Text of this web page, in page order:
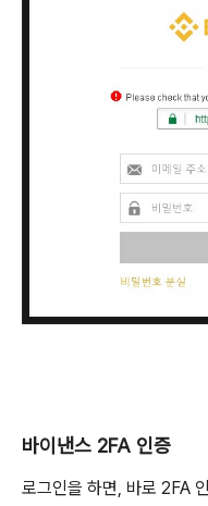
바이낸스 2FA 인증
로그인을 하면, 바로 2FA